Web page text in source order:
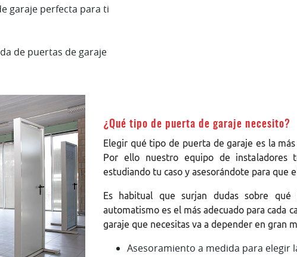
garaje perfecta para ti
de puertas de garaje
¿Qué tipo de puerta de garaje necesito?
Elegir qué tipo de puerta de garaje es la
Por ello nuestro equipo de instaladores
estudiando tu caso y asesorándote para que
Es habitual que surjan dudas sobre
automatismo es el más adecuado para cada
garaje que necesitas va a depender en gran
Asesoramiento a medida para elegir